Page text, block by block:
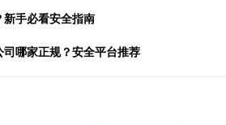
手必看安全指南
哪家正规？安全平台推荐